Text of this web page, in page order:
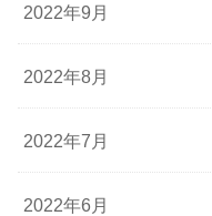
2022年9月
2022年8月
2022年7月
2022年6月